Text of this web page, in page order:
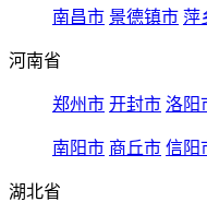
南昌市 景德镇市 萍
河南省
郑州市 开封市 洛阳
南阳市 商丘市 信阳
湖北省